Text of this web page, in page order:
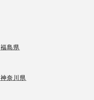
福島県
神奈川県